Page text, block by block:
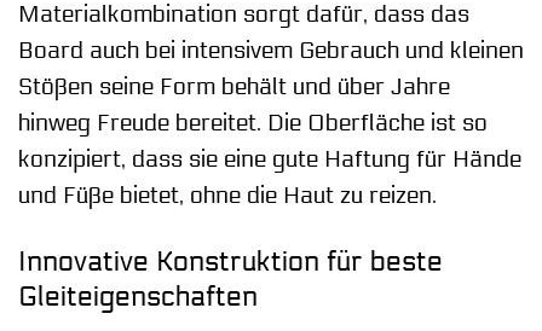
Materialkombination sorgt dafür, dass das
Board auch bei intensivem Gebrauch und kleinen
Stößen seine Form behält und über Jahre
hinweg Freude bereitet. Die Oberfläche ist so
konzipiert, dass sie eine gute Haftung für Hände
und Füße bietet, ohne die Haut zu reizen.
Innovative Konstruktion für beste
Gleiteigenschaften